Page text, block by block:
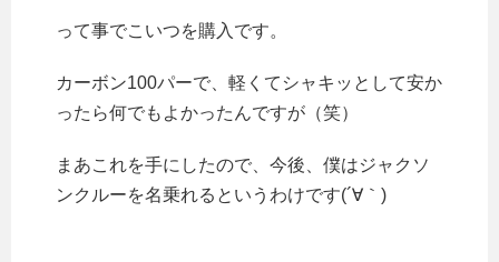
って事でこいつを購入です。
カーボン100パーで、軽くてシャキッとして安か
ったら何でもよかったんですが（笑）
まあこれを手にしたので、今後、僕はジャクソ
ンクルーを名乗れるというわけです(´∀｀)